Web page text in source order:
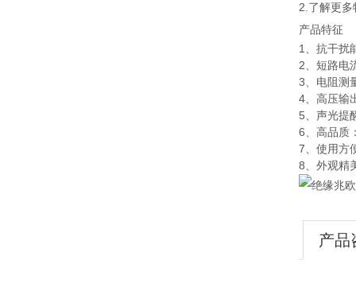
2.了解更
产品特征
1、抗干扰
2、短路电
3、电阻测
4、高压输
5、声光提
6、高品质
7、使用方
8、外观精
产品